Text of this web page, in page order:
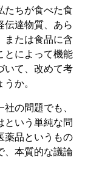
たちが食べた食
伝達物質、あら
または食品に含
とによって機能
いて、改めて考
か。
の問題でも、
という単純な問
薬品というもの
、本質的な議論